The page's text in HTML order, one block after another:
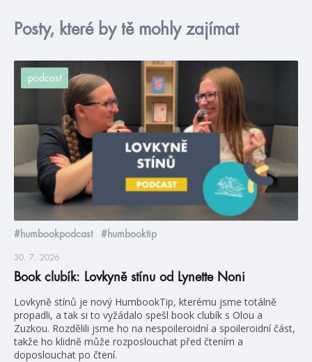
Posty, které by tě mohly zajímat
podcast
#humbookpodcast #humbooktip
30. 7. 2026
Book clubík: Lovkyně stínu od Lynette Noni
Lovkyně stínů je nový HumbookTip, kterému jsme totálně
propadli, a tak si to vyžádalo spešl book clubík s Olou a
Zuzkou. Rozdělili jsme ho na nespoileroidní a spoileroidní část,
takže ho klidně může rozposlouchat před čtením a
doposlouchat po čtení.